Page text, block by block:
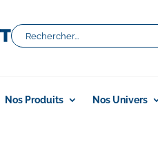
Nos Produits Nos Univers